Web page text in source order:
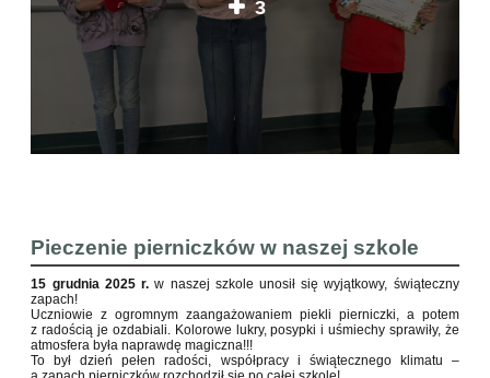
3
Pieczenie pierniczków w naszej szkole
15 grudnia 2025 r. w naszej szkole unosił się wyjątkowy, świąteczny
zapach!
Uczniowie z ogromnym zaangażowaniem piekli pierniczki, a potem
z radością je ozdabiali. Kolorowe lukry, posypki i uśmiechy sprawiły, że
atmosfera była naprawdę magiczna!!!
To był dzień pełen radości, współpracy i świątecznego klimatu –